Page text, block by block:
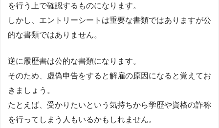
を行う上で確認するものになります。
しかし、エントリーシートは重要な書類ではありますが公
的な書類ではありません。
逆に履歴書は公的な書類になります。
そのため、虚偽申告をすると解雇の原因になると覚えてお
きましょう。
たとえば、受かりたいという気持ちから学歴や資格の詐称
を行ってしまう人もいるかもしれません。